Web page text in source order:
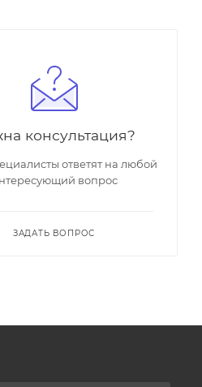
консультация?
ответят на любой
вопрос
ЗАДАТЬ ВОПРОС